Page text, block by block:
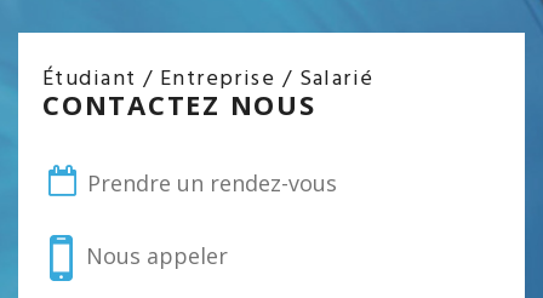
Étudiant / Entreprise / Salarié
CONTACTEZ NOUS
Prendre un rendez-vous
Nous appeler